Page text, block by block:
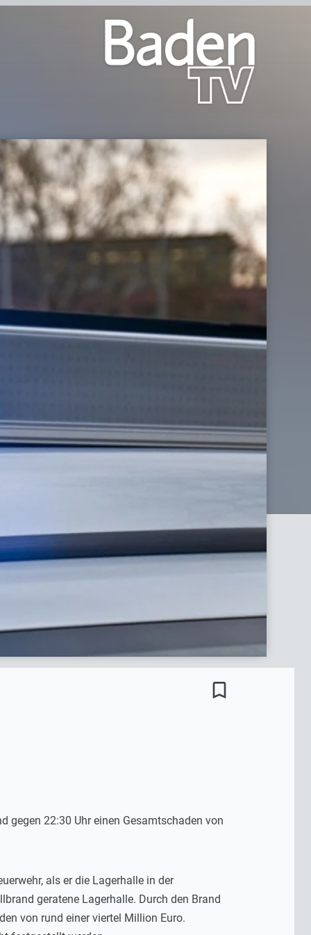
bookmark_border
gegen 22:30 Uhr einen Gesamtschaden von
als er die Lagerhalle in der
geratene Lagerhalle. Durch den Brand
von rund einer viertel Million Euro.